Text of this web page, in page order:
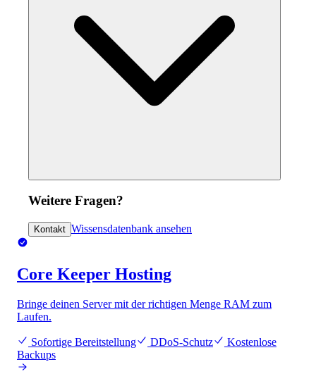
Weitere Fragen?
Kontakt Wissensdatenbank ansehen
Core Keeper Hosting
Bringe deinen Server mit der richtigen Menge RAM zum
Laufen.
Sofortige Bereitstellung DDoS-Schutz
Kostenlose
Backups